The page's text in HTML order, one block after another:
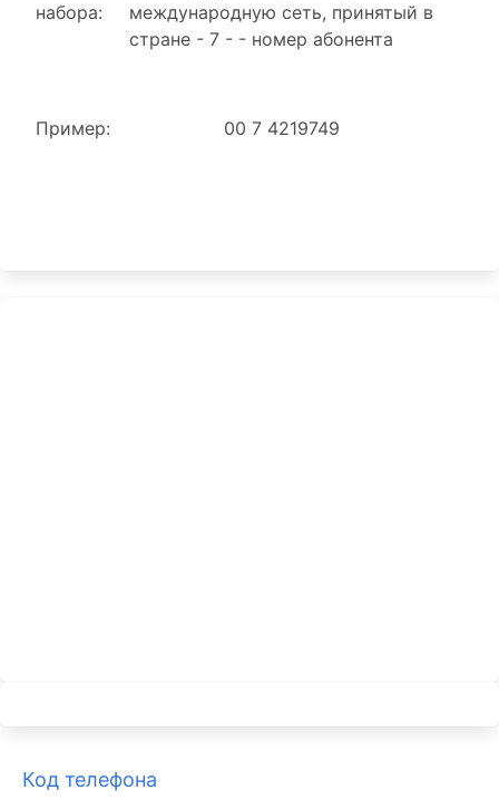
набора:
международную сеть, принятый в
стране - 7 - - номер абонента
Пример: 00 7 4219749
Код телефона